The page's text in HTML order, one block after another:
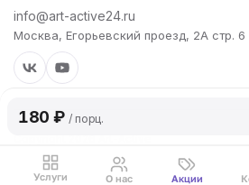
Услуги О нас Акции
180 ₽ / порц.
info@art-active24.ru
Москва, Егорьевский проезд, 2А стр. 6
Политика конфиденциальности